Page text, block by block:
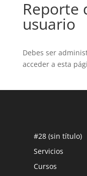
Reporte
usuario
Debes ser
acceder a esta
#28 (sin título)
Servicios
Cursos